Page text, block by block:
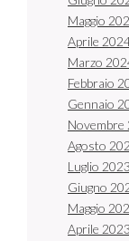
Maggio
Aprile
Marzo
Febbraio
Gennaio
Novembre
Agosto
Luglio 2023
Giugno
Maggio
Aprile 2023